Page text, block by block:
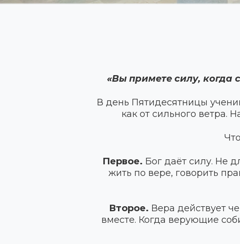
«Вы примете силу, когда
В день Пятидесятницы
как от сильного ветра.
Первое. Бог даёт силу. Не
жить по вере, говорить
Второе. Вера действует
вместе. Когда верующие